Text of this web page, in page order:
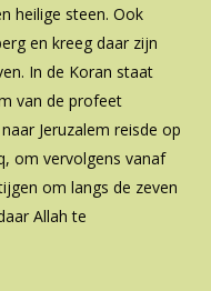
heilige steen. Ook
en kreeg daar zijn
In de Koran staat
van de profeet
Jeruzalem reisde op
om vervolgens vanaf
om langs de zeven
Allah te